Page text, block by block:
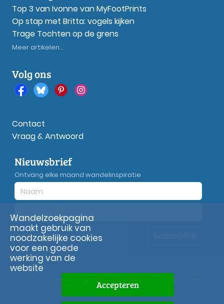
Top 3 van Ivonne van MyFootPrints
Op stap met Britta: vogels kijken
Trage Tochten op de grens
Meer artikelen...
Volg ons
Contact
Vraag & Antwoord
Nieuwsbrief
Ontvang elke maand wandelinspiratie
Privacyverklaring
© Wandelzoekpagina.nl
Wandelzoekpagina
maakt gebruik van
noodzakelijke cookies
voor een goede
werking van de
website
Accepteren